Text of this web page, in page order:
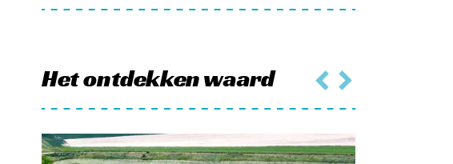
Het ontdekken waard